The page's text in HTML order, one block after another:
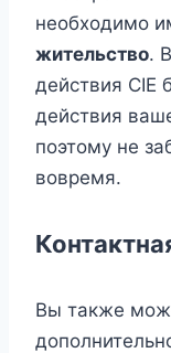
необходимо
жительство.
действия CIE
действия
поэтому не
вовремя.
Вы также